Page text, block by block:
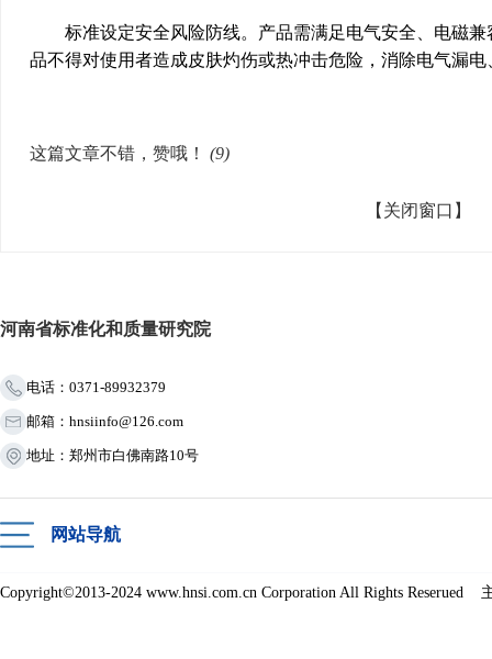
标准设定安全风险防线。产品需满足电气安全、电磁兼
品不得对使用者造成皮肤灼伤或热冲击危险，消除电气漏
这篇文章不错，赞哦！ (9)
【关闭窗口】
河南省标准化和质量研究院
电话：0371-89932379
邮箱：hnsiinfo@126.com
地址：郑州市白佛南路10号
网站导航
Copyright©2013-2024 www.hnsi.com.cn Corporation All Rights